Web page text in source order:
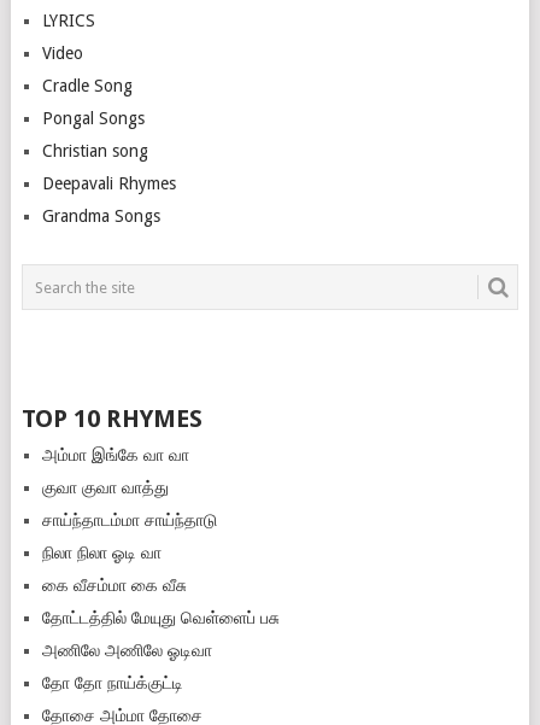
LYRICS
Video
Cradle Song
Pongal Songs
Christian song
Deepavali Rhymes
Grandma Songs
TOP 10 RHYMES
அம்மா இங்கே வா வா
குவா குவா வாத்து
சாய்ந்தாடம்மா சாய்ந்தாடு
நிலா நிலா ஓடி வா
கை வீசம்மா கை வீசு
தோட்டத்தில் மேயுது வெள்ளைப் பசு
அணிலே அணிலே ஓடிவா
தோ தோ நாய்க்குட்டி
தோசை அம்மா தோசை